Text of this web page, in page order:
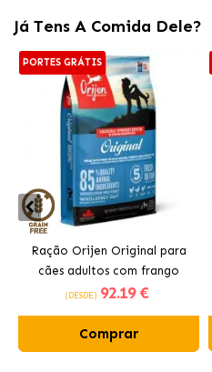
Já Tens A Comida Dele?
PORTES GRÁTIS
Ração Orijen Original para
cães adultos com frango
(DESDE) 92.19 €
Comprar